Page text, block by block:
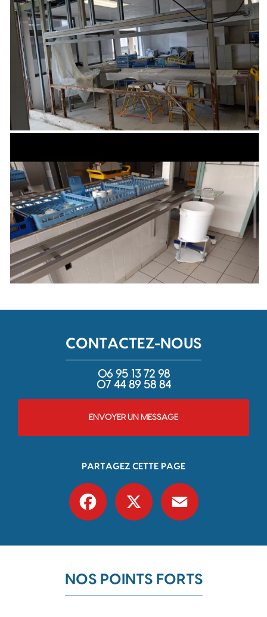
CONTACTEZ-NOUS
06 95 13 72 98
07 44 89 58 84
ENVOYER UN MESSAGE
PARTAGEZ CETTE PAGE
Facebook
NOS POINTS FORTS